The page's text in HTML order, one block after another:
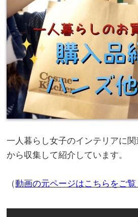
一人暮らし女子のインテリアに
から収集して紹介しています。
（動画の元ページはこちらをご覧